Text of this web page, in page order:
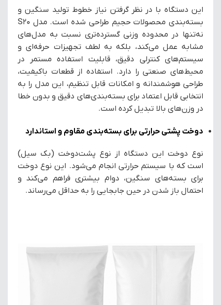
این دستگاه با در نظر گرفتن نیاز خطوط تولید سنگین و
بسته‌بندی‌ محصولات حجیم طراحی شده است. مدل S20
نه‌تنها در محدوده وزنی گسترده‌تری نسبت به مدل‌های
مشابه عمل می‌کند، بلکه به لطف تجهیزات حرفه‌ای و
سیستم‌های کنترلی دقیق، قابلیت استفاده مستمر در
محیط‌های صنعتی را دارد. استفاده از قطعات باکیفیت،
طراحی هوشمندانه و امکانات قابل تنظیم، این مدل را به
انتخابی قابل اعتماد برای بسته‌بندی‌های دقیق و بدون خطا
در وزن‌های بالا تبدیل کرده است.
دوخت پشتی حرارتی برای بسته‌بندی مقاوم و استاندارد
نوع دوخت این دستگاه از نوع پشت‌دوخت (بک سیل)
است که با سیستم حرارتی انجام می‌شود. این نوع دوخت
برای بسته‌های سنگین، دوام بیشتری فراهم می‌کند و
احتمال باز شدن در حین جابجایی را به حداقل می‌رساند.